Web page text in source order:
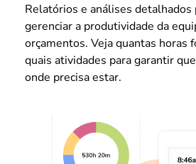
Relatórios e análises detalhados
gerenciar a produtividade da
orçamentos. Veja quantas horas
quais atividades para garantir
onde precisa estar.